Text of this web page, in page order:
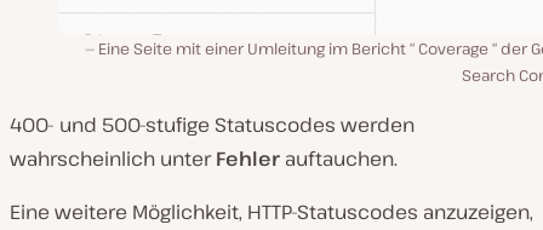
Eine Seite mit einer Umleitung im Bericht “ Coverage “ der
Search
400- und 500-stufige Statuscodes werden
wahrscheinlich unterFehler auftauchen.
Eine weitere Möglichkeit, HTTP-Statuscodes anzuzeigen,